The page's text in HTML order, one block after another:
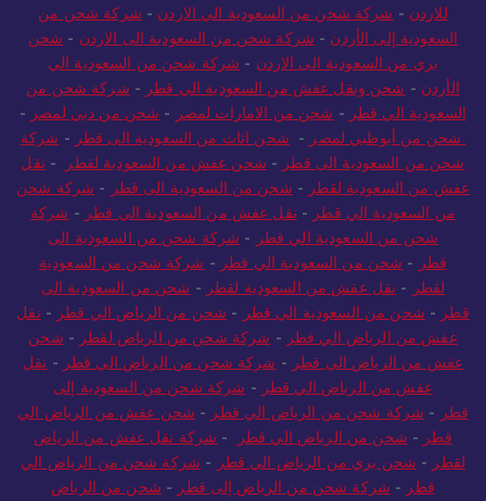
للاردن - شركة شحن من السعودية الي الاردن - شركة شحن من
السعودية إلى الأردن - شركة شحن من السعودية الى الاردن - شحن
بري من السعودية الى الاردن - شركة شحن من السعودية الي
الأردن - شحن ونقل عفش من السعودية الي قطر - شركة شحن من
السعودية الي قطر - شحن من الامارات لمصر - شحن من دبي لمصر -
شحن من أبوظبي لمصر - شحن اثاث من السعودية الى قطر - شركة
شحن من السعودية الى قطر - شحن عفش من السعودية لقطر - نقل
عفش من السعودية لقطر - شحن من السعودية الى قطر - شركة شحن
من السعودية الي قطر - نقل عفش من السعودية الي قطر - شركة
شحن من السعودية الي قطر - شركة شحن من السعودية الى
قطر - شحن من السعودية الي قطر - شركة شحن من السعودية
لقطر - نقل عفش من السعودية لقطر - شحن من السعودية الى
قطر - شحن من السعودية الي قطر - شحن من الرياض الي قطر - نقل
عفش من الرياض الي قطر - شركة شحن من الرياض لقطر - شحن
عفش من الرياض الي قطر - شركة شحن من الرياض الي قطر - نقل
عفش من الرياض الي قطر - شركة شحن من السعودية إلى
قطر - شركة شحن من الرياض الي قطر - شحن عفش من الرياض الي
قطر - شحن من الرياض الي قطر - شركة نقل عفش من الرياض
لقطر - شحن بري من الرياض الي قطر - شركة شحن من الرياض الي
قطر - شركة شحن من الرياض إلى قطر - شحن من الرياض